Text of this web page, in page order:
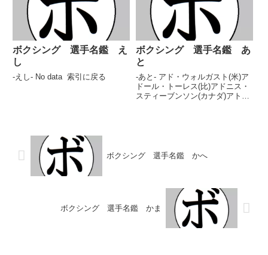
ボクシング 選手名鑑 え
し
-えし- No data 索引に戻る
ボクシング 選手名鑑 あ
と
-あと- アド・ウォルガスト(米)ア
ドール・トーレス(比)アドニス・
スティーブンソン(カナダ)アトミ
ボクシング 選手名鑑 かへ
ボクシング 選手名鑑 かま